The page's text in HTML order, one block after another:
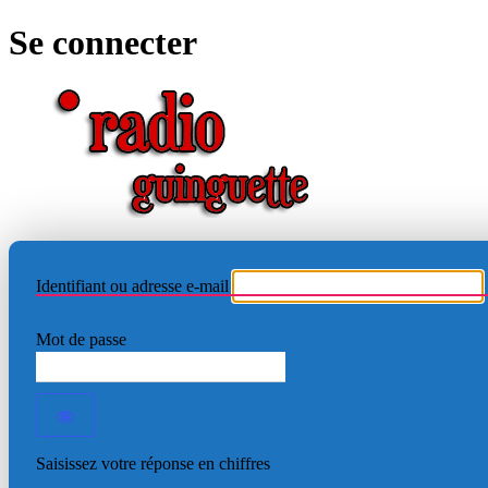
Se connecter
Identifiant ou adresse e-mail
Mot de passe
Saisissez votre réponse en chiffres